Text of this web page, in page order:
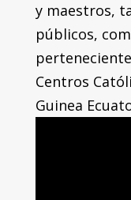
y maestros,
públicos,
Centros
Guinea